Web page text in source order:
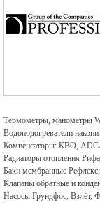
Термометры, манометры
Водоподогреватели
Компенсаторы: КВО,
Радиаторы отопления
Баки мембранные
Клапаны обратные и
Насосы Грундфос, Взлёт,